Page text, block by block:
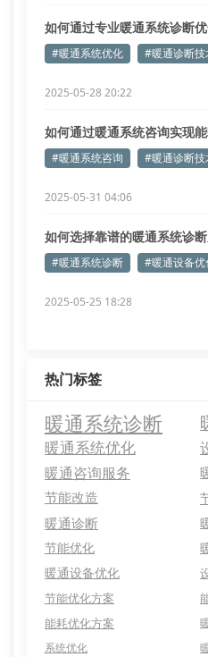
如何通过专业暖通系统诊断
#暖通系统优化 #暖通诊断技
2025-05-28 20:22
如何通过暖通系统咨询实现
实证
#暖通系统咨询 #暖通诊断技
2025-05-31 04:06
如何选择靠谱的暖通系统诊
#暖通系统诊断 #暖通设备优
2025-05-25 18:28
热门标签
暖通系统诊断
暖通系统优化
暖通咨询服务
节能改造
暖通诊断
节能优化
暖通设备优化
节能优化方案
能耗优化方案
系统优化